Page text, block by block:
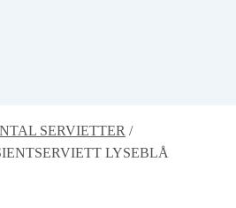
SERVIETTER /
LYSEBLÅ